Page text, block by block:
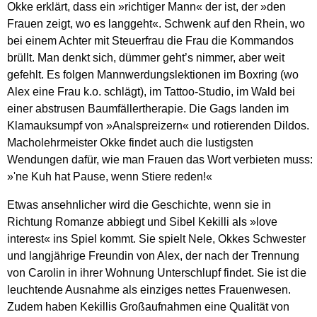
Okke erklärt, dass ein »richtiger Mann« der ist, der »den
Frauen zeigt, wo es langgeht«. Schwenk auf den Rhein, wo
bei einem Achter mit Steuerfrau die Frau die Kommandos
brüllt. Man denkt sich, dümmer geht’s nimmer, aber weit
gefehlt. Es folgen Mannwerdungslektionen im Boxring (wo
Alex eine Frau k.o. schlägt), im Tattoo-Studio, im Wald bei
einer abstrusen Baumfällertherapie. Die Gags landen im
Klamauksumpf von »Analspreizern« und rotierenden Dildos.
Macholehrmeister Okke findet auch die lustigsten
Wendungen dafür, wie man Frauen das Wort verbieten muss:
»'ne Kuh hat Pause, wenn Stiere reden!«
Etwas ansehnlicher wird die Geschichte, wenn sie in
Richtung Romanze abbiegt und Sibel Kekilli als »love
interest« ins Spiel kommt. Sie spielt Nele, Okkes Schwester
und langjährige Freundin von Alex, der nach der Trennung
von Carolin in ihrer Wohnung Unterschlupf findet. Sie ist die
leuchtende Ausnahme als einziges nettes Frauenwesen.
Zudem haben Kekillis Großaufnahmen eine Qualität von